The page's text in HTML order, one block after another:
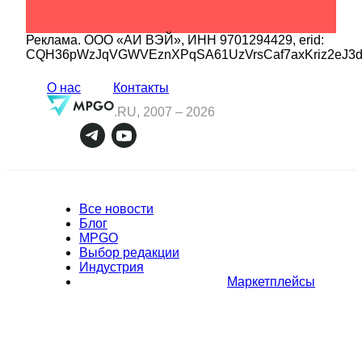
Реклама. ООО «АИ ВЭЙ», ИНН 9701294429, erid:
О нас
Контакты
.RU, 2007 – 2026
Все новости
Блог
MPGO
Выбор редакции
Индустрия
Маркетплейсы